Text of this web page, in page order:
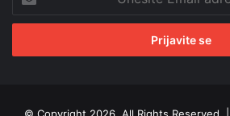
Email
adresu